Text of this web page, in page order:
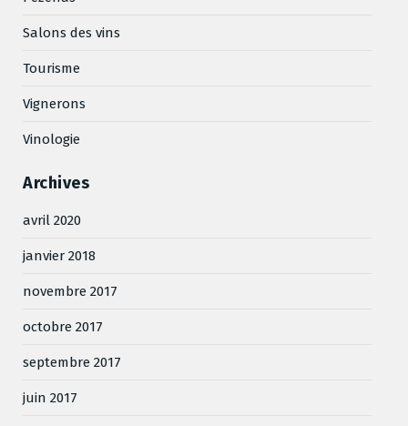
Salons des vins
Tourisme
Vignerons
Vinologie
Archives
avril 2020
janvier 2018
novembre 2017
octobre 2017
septembre 2017
juin 2017